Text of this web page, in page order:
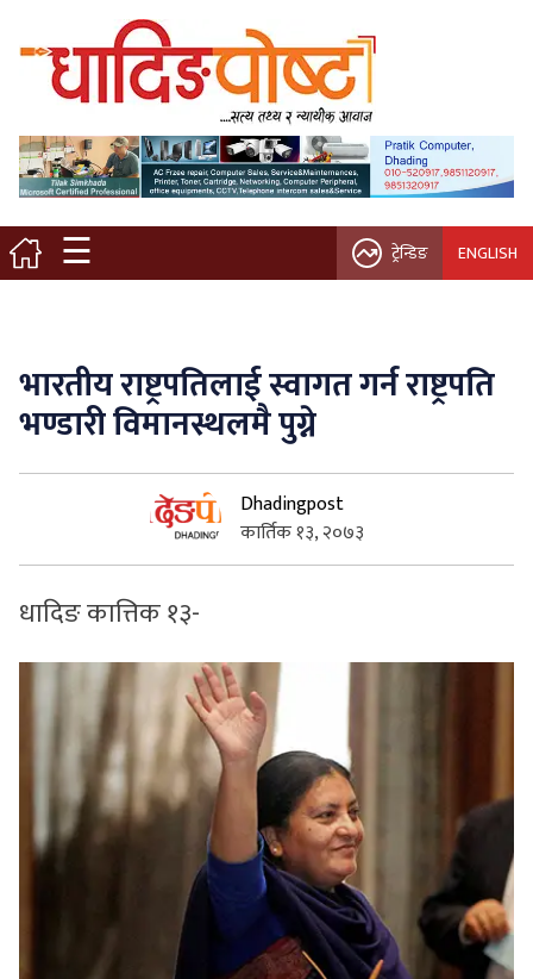
☰
मुख्य पृष्ठ
स्थानीय समाचार
विचार / ब्लग
नगर/गाउँ पालिका
कृषि/सहकारी
साहित्य / संस्कृति
सुचनाहरु
स्वास्थ्य
ट्रेन्डिङ ENGLISH
भारतीय राष्ट्रपतिलाई स्वागत गर्न राष्ट्रपति
भण्डारी विमानस्थलमै पुग्ने
Dhadingpost
कार्तिक १३, २०७३
धादिङ कात्तिक १३-